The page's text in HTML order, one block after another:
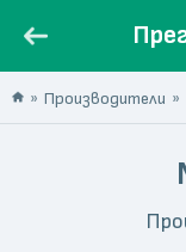
Производители